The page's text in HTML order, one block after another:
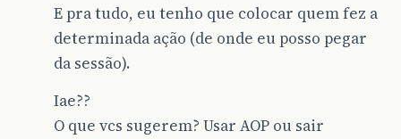
E pra tudo, eu tenho que colocar quem fez a
determinada ação (de onde eu posso pegar
da sessão).
Iae??
O que vcs sugerem? Usar AOP ou sair